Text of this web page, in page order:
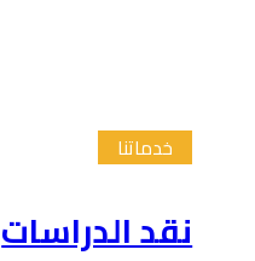
خدماتنا
نقد الدراسات